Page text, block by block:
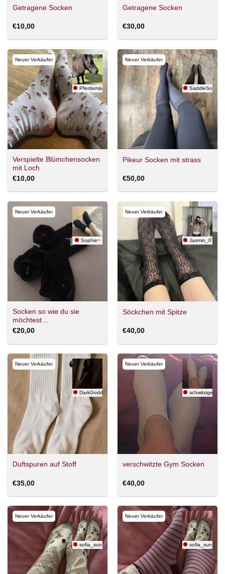
Getragene Socken
€10,00
Getragene Socken
€30,00
Neuer Verkäufer
Pferdemädchen
Verspielte Blümchensocken
mit Loch
€10,00
Neuer Verkäufer
SaddleSocks
Pikeur Socken mit strass
€50,00
Neuer Verkäufer
Sophie~
Socken so wie du sie
möchtest…
€20,00
Neuer Verkäufer
Jasmin_07
Söckchen mit Spitze
€40,00
Neuer Verkäufer
DarkGoddess
Duftspuren auf Stoff
€35,00
Neuer Verkäufer
schwitzige
verschwitzte Gym Socken
€40,00
Neuer Verkäufer
sofia_sun
Neuer Verkäufer
sofia_sun